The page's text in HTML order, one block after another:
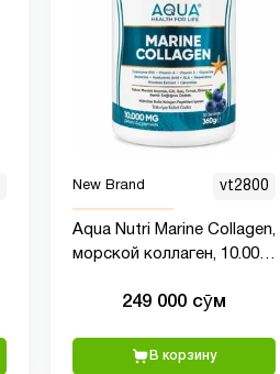
New Brand vt2800
Aqua Nutri Marine Collagen,
морской коллаген, 10.000
249 000 сӯм
В корзину